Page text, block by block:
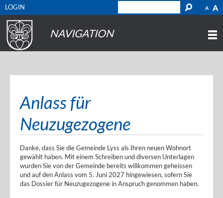
A A
LOGIN
NAVIGATION
Anlass für
Neuzugezogene
Danke, dass Sie die Gemeinde Lyss als Ihren neuen Wohnort
gewählt haben. Mit einem Schreiben und diversen Unterlagen
wurden Sie von der Gemeinde bereits willkommen geheissen
und auf den Anlass vom 5. Juni 2027 hingewiesen, sofern Sie
das Dossier für Neuzugezogene in Anspruch genommen haben.